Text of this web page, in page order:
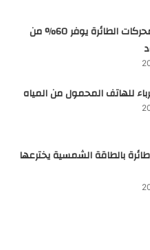
تصميم مبتكر لمحركات الطائرة يوفر 60% من
للهاتف المحمول من المياه
بالطاقة الشمسية يخترعها